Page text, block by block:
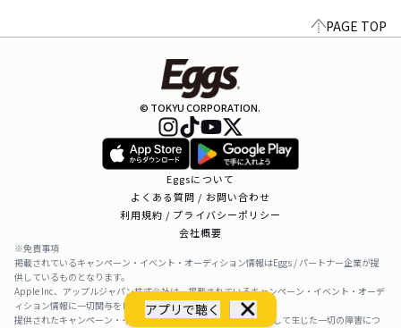
アプリで聴く
PAGE TOP
© TOKYU CORPORATION.
Eggsについて
よくある質問 / お問い合わせ
利用規約 / プライバシーポリシー
会社概要
※免責事項
掲載されているキャンペーン・イベント・オーディション情報はEggs / パートナー企業が提
供しているものとなります。
Apple Inc、アップルジャパン株式会社は、掲載されているキャンペーン・イベント・オーデ
ィション情報に一切関与をしておりません。
提供されたキャンペーン・イベント・オーディション情報を利用して生じた一切の障害につ